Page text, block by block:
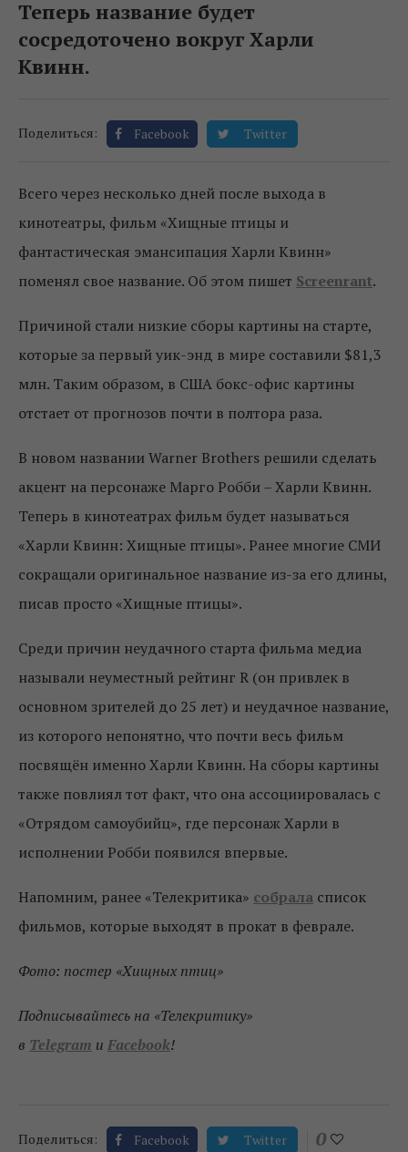
Теперь название будет
сосредоточено вокруг Харли
Квинн.
Поделиться: Facebook Twitter
Всего через несколько дней после выхода в
кинотеатры, фильм «Хищные птицы и
фантастическая эмансипация Харли Квинн»
поменял свое название. Об этом пишет Screenrant.
Причиной стали низкие сборы картины на старте,
которые за первый уик-энд в мире составили $81,3
млн. Таким образом, в США бокс-офис картины
отстает от прогнозов почти в полтора раза.
В новом названии Warner Brothers решили сделать
акцент на персонаже Марго Робби – Харли Квинн.
Теперь в кинотеатрах фильм будет называться
«Харли Квинн: Хищные птицы». Ранее многие СМИ
сокращали оригинальное название из-за его длины,
писав просто «Хищные птицы».
Среди причин неудачного старта фильма медиа
называли неуместный рейтинг R (он привлек в
основном зрителей до 25 лет) и неудачное название,
из которого непонятно, что почти весь фильм
посвящён именно Харли Квинн. На сборы картины
также повлиял тот факт, что она ассоциировалась с
«Отрядом самоубийц», где персонаж Харли в
исполнении Робби появился впервые.
Напомним, ранее «Телекритика» собрала список
фильмов, которые выходят в прокат в феврале.
Фото: постер «Хищных птиц»
Подписывайтесь на «Телекритику»
в Telegram и Facebook!
Поделиться: Facebook Twitter 0